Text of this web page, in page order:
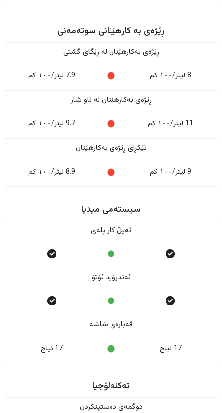
ڕێژەى به کارهێنانی سوتەمەنی
ڕێژەى بەکارهێنان له ڕێگای گشتی
8 لیتر/١٠٠ کم 7.9 لیتر/١٠٠ کم
ڕێژەى بەکارهێنان له ناو شار
11 لیتر/١٠٠ کم 9.7 لیتر/١٠٠ کم
تێکڕای ڕێژەى بەکارهێنان
9 لیتر/١٠٠ کم 8.9 لیتر/١٠٠ کم
سیستەمی میدیا
ئەپڵ کار پلەی
ئەندرۆید ئۆتۆ
قەبارەی شاشە
17 ئینج 17 ئینج
تەکنەلۆجیا
دوگمەی دەستپێکردن